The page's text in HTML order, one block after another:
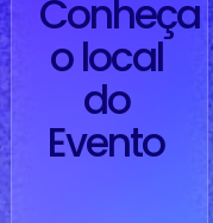
Conheça
o local
do
Evento